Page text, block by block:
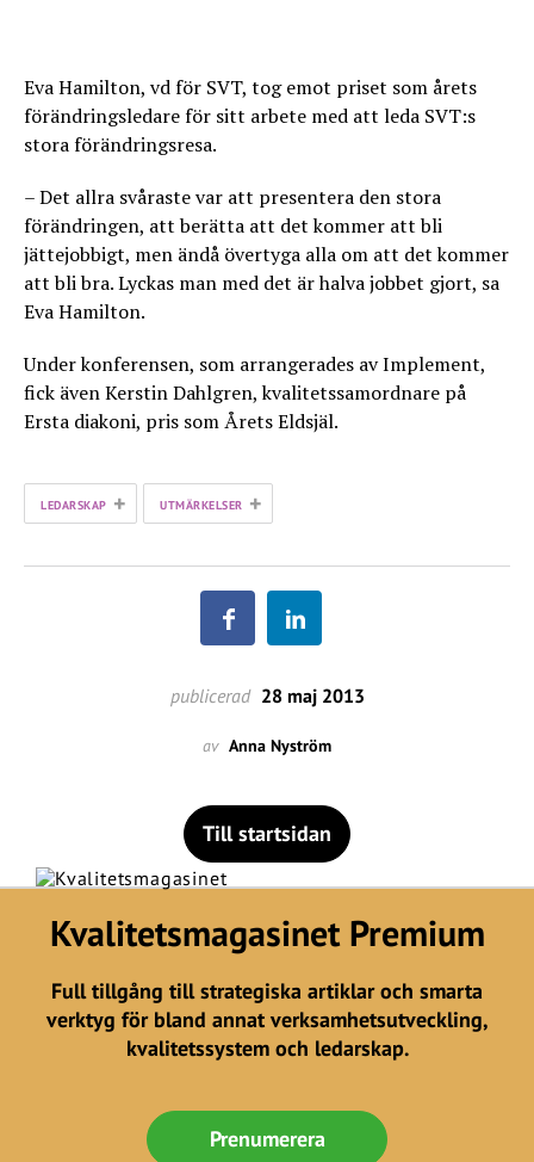
Eva Hamilton, vd för SVT, tog emot priset som årets
förändringsledare för sitt arbete med att leda SVT:s
stora förändringsresa.
– Det allra svåraste var att presentera den stora
förändringen, att berätta att det kommer att bli
jättejobbigt, men ändå övertyga alla om att det kommer
att bli bra. Lyckas man med det är halva jobbet gjort, sa
Eva Hamilton.
Under konferensen, som arrangerades av Implement,
fick även Kerstin Dahlgren, kvalitetssamordnare på
Ersta diakoni, pris som Årets Eldsjäl.
LEDARSKAP + UTMÄRKELSER +
publicerad 28 maj 2013
av Anna Nyström
Till startsidan
Kvalitetsmagasinet Premium
Full tillgång till strategiska artiklar och smarta
verktyg för bland annat verksamhetsutveckling,
kvalitetssystem och ledarskap.
Prenumerera